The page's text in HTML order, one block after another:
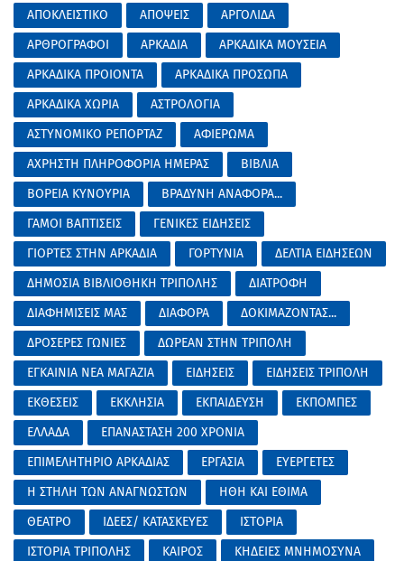
ΑΠΟΚΛΕΙΣΤΙΚΟ
ΑΠΟΨΕΙΣ
ΑΡΓΟΛΙΔΑ
ΑΡΘΡΟΓΡΑΦΟΙ
ΑΡΚΑΔΙΑ
ΑΡΚΑΔΙΚΑ ΜΟΥΣΕΙΑ
ΑΡΚΑΔΙΚΑ ΠΡΟΙΟΝΤΑ
ΑΡΚΑΔΙΚΑ ΠΡΟΣΩΠΑ
ΑΡΚΑΔΙΚΑ ΧΩΡΙΑ
ΑΣΤΡΟΛΟΓΙΑ
ΑΣΤΥΝΟΜΙΚΟ ΡΕΠΟΡΤΑΖ
ΑΦΙΕΡΩΜΑ
ΑΧΡΗΣΤΗ ΠΛΗΡΟΦΟΡΙΑ ΗΜΕΡΑΣ
ΒΙΒΛΙΑ
ΒΟΡΕΙΑ ΚΥΝΟΥΡΙΑ
ΒΡΑΔΥΝΗ ΑΝΑΦΟΡΑ...
ΓΑΜΟΙ ΒΑΠΤΙΣΕΙΣ
ΓΕΝΙΚΕΣ ΕΙΔΗΣΕΙΣ
ΓΙΟΡΤΕΣ ΣΤΗΝ ΑΡΚΑΔΙΑ
ΓΟΡΤΥΝΙΑ
ΔΕΛΤΙΑ ΕΙΔΗΣΕΩΝ
ΔΗΜΟΣΙΑ ΒΙΒΛΙΟΘΗΚΗ ΤΡΙΠΟΛΗΣ
ΔΙΑΤΡΟΦΗ
ΔΙΑΦΗΜΙΣΕΙΣ ΜΑΣ
ΔΙΑΦΟΡΑ
ΔΟΚΙΜΑΖΟΝΤΑΣ...
ΔΡΟΣΕΡΕΣ ΓΩΝΙΕΣ
ΔΩΡΕΑΝ ΣΤΗΝ ΤΡΙΠΟΛΗ
ΕΓΚΑΙΝΙΑ ΝΕΑ ΜΑΓΑΖΙΑ
ΕΙΔΗΣΕΙΣ
ΕΙΔΗΣΕΙΣ ΤΡΙΠΟΛΗ
ΕΚΘΕΣΕΙΣ
ΕΚΚΛΗΣΙΑ ΕΚΠΑΙΔΕΥΣΗ
ΕΚΠΟΜΠΕΣ
ΕΛΛΑΔΑ
ΕΠΑΝΑΣΤΑΣΗ 200 ΧΡΟΝΙΑ
ΕΠΙΜΕΛΗΤΗΡΙΟ ΑΡΚΑΔΙΑΣ
ΕΡΓΑΣΙΑ
ΕΥΕΡΓΕΤΕΣ
Η ΣΤΗΛΗ ΤΩΝ ΑΝΑΓΝΩΣΤΩΝ
ΗΘΗ ΚΑΙ ΕΘΙΜΑ
ΘΕΑΤΡΟ
ΙΔΕΕΣ/ ΚΑΤΑΣΚΕΥΕΣ
ΙΣΤΟΡΙΑ
ΙΣΤΟΡΙΑ ΤΡΙΠΟΛΗΣ
ΚΑΙΡΟΣ
ΚΗΔΕΙΕΣ ΜΝΗΜΟΣΥΝΑ